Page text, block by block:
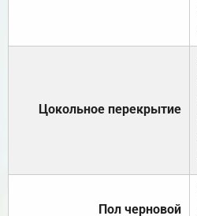
Цокольное перекрытие
Пол черновой